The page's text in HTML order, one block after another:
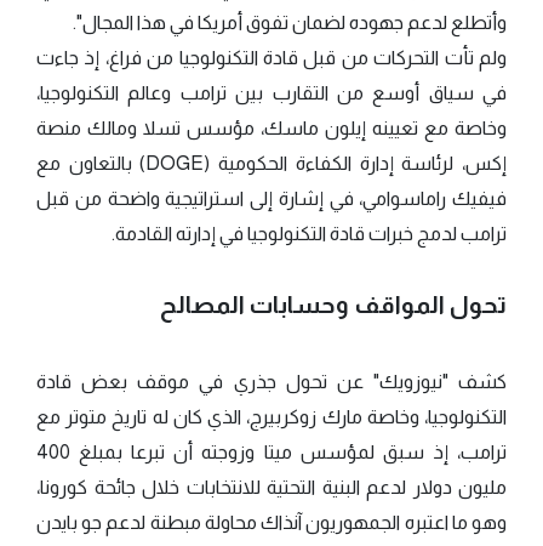
وأتطلع لدعم جهوده لضمان تفوق أمريكا في هذا المجال".
ولم تأت التحركات من قبل قادة التكنولوجيا من فراغ، إذ جاءت
في سياق أوسع من التقارب بين ترامب وعالم التكنولوجيا،
وخاصة مع تعيينه إيلون ماسك، مؤسس تسلا ومالك منصة
إكس، لرئاسة إدارة الكفاءة الحكومية (DOGE) بالتعاون مع
فيفيك راماسوامي، في إشارة إلى استراتيجية واضحة من قبل
ترامب لدمج خبرات قادة التكنولوجيا في إدارته القادمة.
تحول المواقف وحسابات المصالح
كشف "نيوزويك" عن تحول جذري في موقف بعض قادة
التكنولوجيا، وخاصة مارك زوكربيرج، الذي كان له تاريخ متوتر مع
ترامب، إذ سبق لمؤسس ميتا وزوجته أن تبرعا بمبلغ 400
مليون دولار لدعم البنية التحتية للانتخابات خلال جائحة كورونا،
وهو ما اعتبره الجمهوريون آنذاك محاولة مبطنة لدعم جو بايدن